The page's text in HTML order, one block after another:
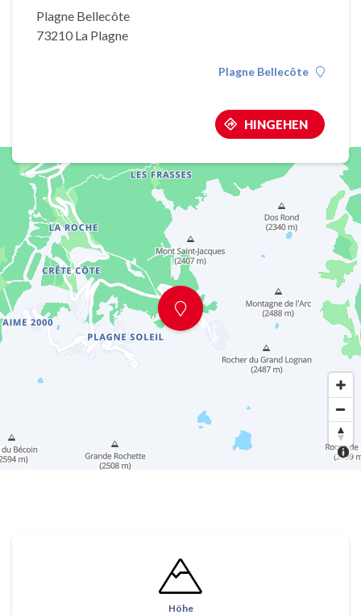
Plagne Bellecôte
73210 La Plagne
Plagne Bellecôte
HINGEHEN
Höhe